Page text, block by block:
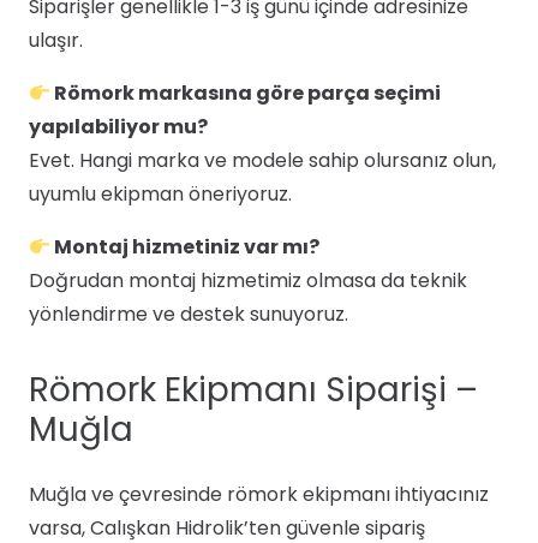
Siparişler genellikle 1-3 iş günü içinde adresinize
ulaşır.
Römork markasına göre parça seçimi
yapılabiliyor mu?
Evet. Hangi marka ve modele sahip olursanız olun,
uyumlu ekipman öneriyoruz.
Montaj hizmetiniz var mı?
Doğrudan montaj hizmetimiz olmasa da teknik
yönlendirme ve destek sunuyoruz.
Römork Ekipmanı Siparişi –
Muğla
Muğla ve çevresinde römork ekipmanı ihtiyacınız
varsa, Calışkan Hidrolik’ten güvenle sipariş